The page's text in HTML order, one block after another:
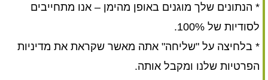
* הנתונים שלך מוגנים באופן מהימן – אנו מתחייבים
לסודיות של 100%.
* בלחיצה על "שליחה" אתה מאשר שקראת את מדיניות
הפרטיות שלנו ומקבל אותה.